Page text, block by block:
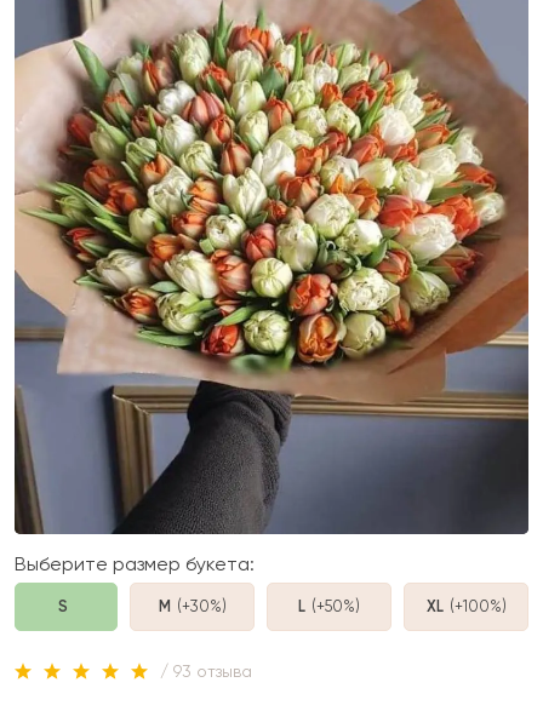
Выберите размер букета:
S M (+30%) L (+50%) XL (+100%)
/ 93 отзыва